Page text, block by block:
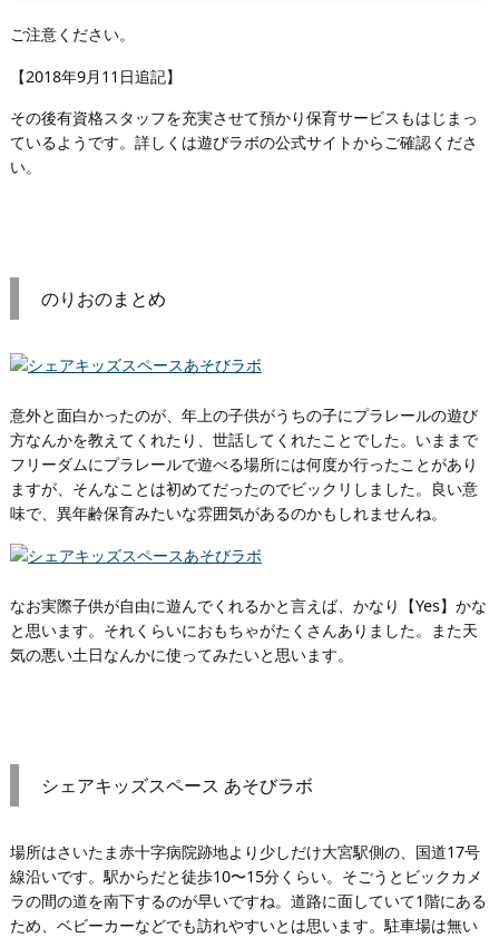
ご注意ください。
【2018年9月11日追記】
その後有資格スタッフを充実させて預かり保育サービスもはじまっ
ているようです。詳しくは遊びラボの公式サイトからご確認くださ
い。
のりおのまとめ
意外と面白かったのが、年上の子供がうちの子にプラレールの遊び
方なんかを教えてくれたり、世話してくれたことでした。いままで
フリーダムにプラレールで遊べる場所には何度か行ったことがあり
ますが、そんなことは初めてだったのでビックリしました。良い意
味で、異年齢保育みたいな雰囲気があるのかもしれませんね。
なお実際子供が自由に遊んでくれるかと言えば、かなり【Yes】かな
と思います。それくらいにおもちゃがたくさんありました。また天
気の悪い土日なんかに使ってみたいと思います。
シェアキッズスペース あそびラボ
場所はさいたま赤十字病院跡地より少しだけ大宮駅側の、国道17号
線沿いです。駅からだと徒歩10〜15分くらい。そごうとビックカメ
ラの間の道を南下するのが早いですね。道路に面していて1階にある
ため、ベビーカーなどでも訪れやすいとは思います。駐車場は無い